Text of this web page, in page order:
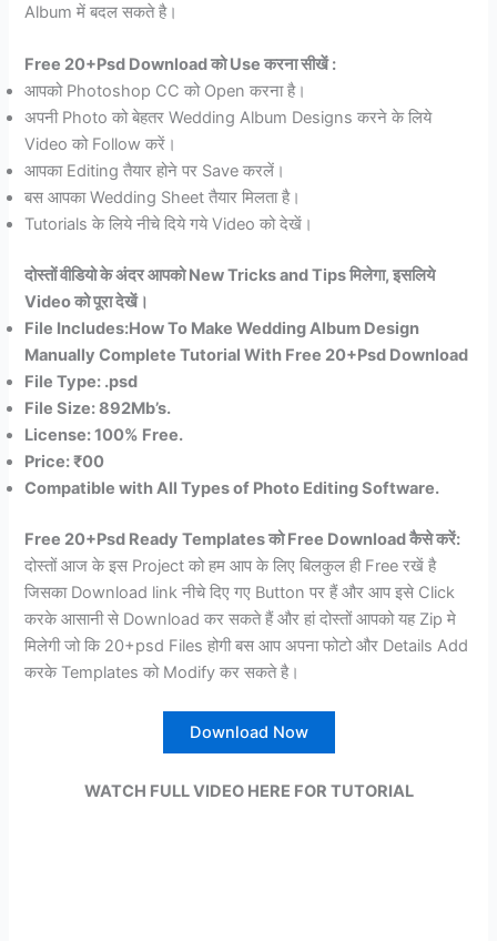
Album में बदल सकते है।
Free 20+Psd Download को Use करना सीखें :
आपको Photoshop CC को Open करना है।
अपनी Photo को बेहतर Wedding Album Designs करने के लिये
Video को Follow करें।
आपका Editing तैयार होने पर Save करलें।
बस आपका Wedding Sheet तैयार मिलता है।
Tutorials के लिये नीचे दिये गये Video को देखें।
दोस्तों वीडियो के अंदर आपको New Tricks and Tipsमिलेगा, इसलिये
Video को पूरा देखें।
File Includes:How To Make Wedding Album Design
Manually Complete Tutorial With Free 20+Psd Download
File Type: .psd
File Size: 892Mb’s.
License: 100% Free.
Price: ₹00
Compatible with All Types of Photo Editing Software.
Free 20+Psd Ready Templates को Free Download कैसे करें:
दोस्तों आज के इस Project को हम आप के लिए बिलकुल ही Free रखें है
जिसका Download link नीचे दिए गए Button पर हैं और आप इसे Click
करके आसानी से Download कर सकते हैं और हां दोस्तों आपको यह Zip मे
मिलेगी जो कि 20+psd Files होगी बस आप अपना फोटो और Details Add
करके Templates को Modify कर सकते है।
Download Now
WATCH FULL VIDEO HERE FOR TUTORIAL